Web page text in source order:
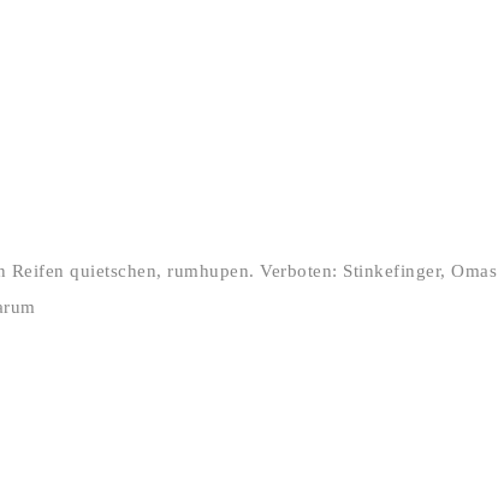
quietschen, rumhupen. Verboten: Stinkefinger, Omas